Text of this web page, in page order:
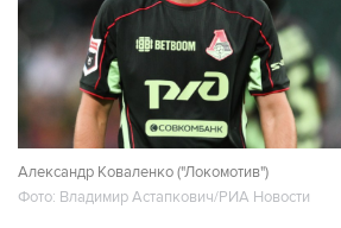
Александр Коваленко ("Локомотив")
Фото: Владимир Астапкович/РИА Новости